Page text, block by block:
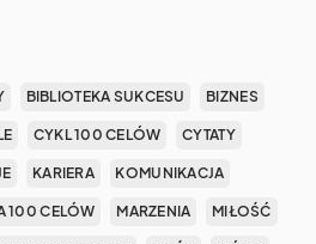
BIBLIOTEKA SUKCESU BIZNES
CYKL 100 CELÓW CYTATY
KARIERA KOMUNIKACJA
100 CELÓW MARZENIA MIŁOŚĆ